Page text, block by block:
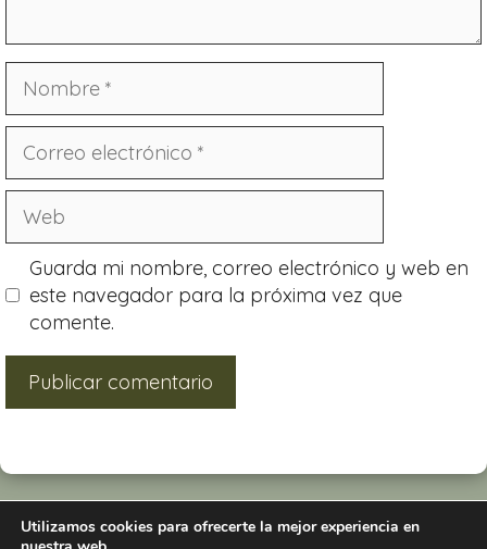
Guarda mi nombre, correo electrónico y web en
este navegador para la próxima vez que
comente.
Utilizamos cookies para ofrecerte la mejor experiencia en